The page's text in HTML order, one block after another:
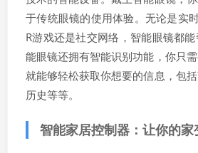
于传统眼镜的使用体验。无论是实
R游戏还是社交网络，智能眼镜都
能眼镜还拥有智能识别功能，你只
就能够轻松获取你想要的信息，包
历史等等。
智能家居控制器：让你的